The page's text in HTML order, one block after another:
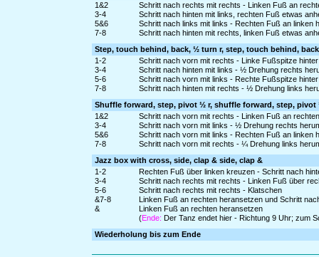
1&2
Schritt nach rechts mit rechts - Linken Fuß an
3-4
Schritt nach hinten mit links, rechten Fuß etwas
5&6
Schritt nach links mit links - Rechten Fuß an linken
7-8
Schritt nach hinten mit rechts, linken Fuß etwas
Step, touch behind, back, ½ turn r, step, touch behind,
1-2
Schritt nach vorn mit rechts - Linke Fußspitze
3-4
Schritt nach hinten mit links - ½ Drehung rechts
5-6
Schritt nach vorn mit links - Rechte Fußspitze
7-8
Schritt nach hinten mit rechts - ½ Drehung links
Shuffle forward, step, pivot ½ r, shuffle forward, step, pivot
1&2
Schritt nach vorn mit rechts - Linken Fuß an
3-4
Schritt nach vorn mit links - ½ Drehung rechts
5&6
Schritt nach vorn mit links - Rechten Fuß an linken
7-8
Schritt nach vorn mit rechts - ¼ Drehung links
Jazz box with cross, side, clap & side, clap &
1-2
Rechten Fuß über linken kreuzen - Schritt nach
3-4
Schritt nach rechts mit rechts - Linken Fuß über
5-6
Schritt nach rechts mit rechts - Klatschen
&7-8
Linken Fuß an rechten heransetzen und Schritt
&
Linken Fuß an rechten heransetzen
(Ende: Der Tanz endet hier - Richtung 9 Uhr; zum
Wiederholung bis zum Ende